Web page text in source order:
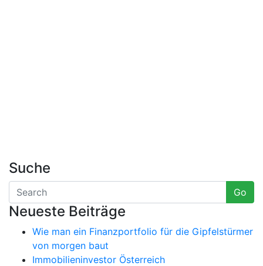
Suche
Go
Neueste Beiträge
Wie man ein Finanzportfolio für die Gipfelstürmer
von morgen baut
Immobilieninvestor Österreich